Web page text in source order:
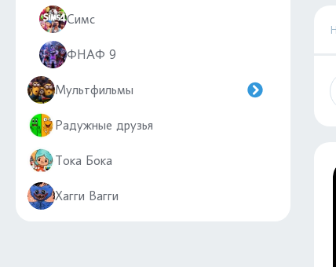
Симс
ФНАФ 9
Мультфильмы
Радужные друзья
Тока Бока
Хагги Вагги